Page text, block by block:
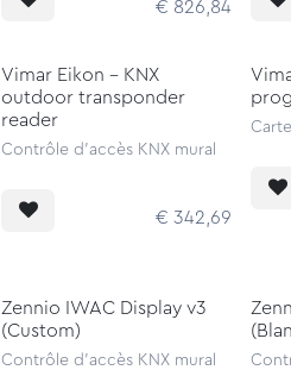
€ 826,84
Vimar Eikon - KNX
outdoor transponder
reader
Contrôle d'accès KNX mural
€342,69
Zennio IWAC Display v3
(Custom)
Contrôle d'accès KNX mural